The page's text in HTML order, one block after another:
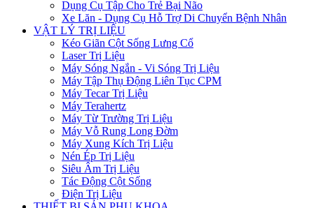
Dụng Cụ Tập Cho Trẻ Bại Não
Xe Lăn - Dụng Cụ Hỗ Trợ Di Chuyển Bệnh Nhân
VẬT LÝ TRỊ LIỆU
Kéo Giãn Cột Sống Lưng Cổ
Laser Trị Liệu
Máy Sóng Ngắn - Vi Sóng Trị Liệu
Máy Tập Thụ Động Liên Tục CPM
Máy Tecar Trị Liệu
Máy Terahertz
Máy Từ Trường Trị Liệu
Máy Vỗ Rung Long Đờm
Máy Xung Kích Trị Liệu
Nén Ép Trị Liệu
Siêu Âm Trị Liệu
Tác Động Cột Sống
Điện Trị Liệu